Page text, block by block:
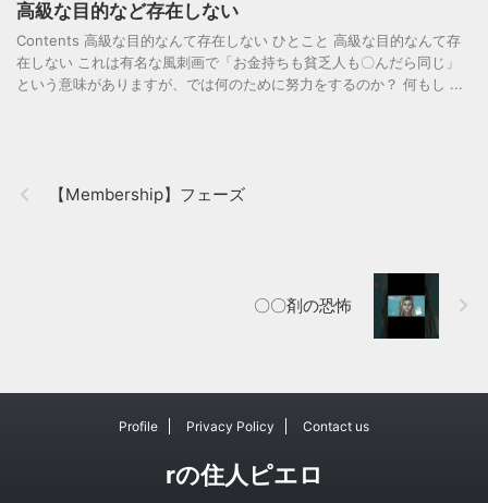
高級な目的など存在しない
Contents 高級な目的なんて存在しない ひとこと 高級な目的なんて存
在しない これは有名な風刺画で「お金持ちも貧乏人も〇んだら同じ」
という意味がありますが、では何のために努力をするのか？ 何もし ...
【Membership】フェーズ
〇〇剤の恐怖
Profile Privacy Policy Contact us
rの住人ピエロ